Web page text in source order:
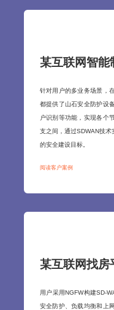
某互联网智能
针对用户的多业务场景，
都提供了山石安全防护设
户识别等功能，实现各个
支之间，通过SDWAN技
的安全建设目标。
阅读客户案例
某互联网找房
用户采用NGFW构建SD-
安全防护、负载均衡和上